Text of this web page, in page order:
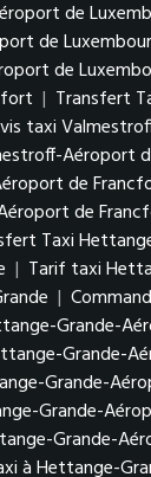
de
de
de
| Transfert
taxi
Aéroport
de
de
Taxi
| Tarif taxi
|
Grande-
Grande-
Grande-
Grande-
Grande-
à Hettange-